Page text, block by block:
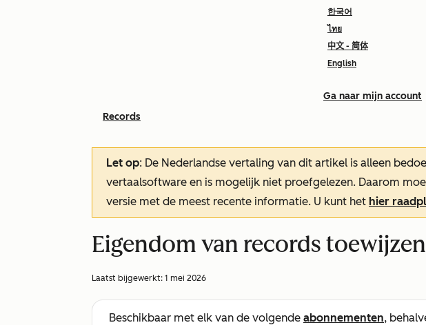
한국어
ไทย
中文 - 简体
English
Ga naar mijn account
Records
Let op: De Nederlandse vertaling van dit artikel is alleen
vertaalsoftware en is mogelijk niet proefgelezen. Daarom
versie met de meest recente informatie. U kunt het hier
Eigendom van records toewijzen
Laatst bijgewerkt: 1 mei 2026
Beschikbaar met elk van de volgende abonnementen,